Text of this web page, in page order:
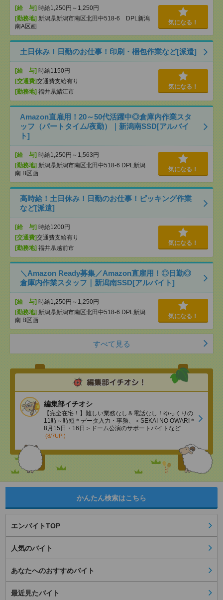
[給 与] 時給1,250円～1,250円
[勤務地] 新潟県新潟市南区北田中518-6 DPL新潟
南A区画
気になる！
土日休み！日勤のお仕事！印刷・梱包作業など[派遣]
[給 与] 時給1150円
[交通費]交通費支給有り
[勤務地] 福井県鯖江市
気になる！
Amazon直雇用！20～50代活躍中◎倉庫内作業スタ
ッフ（パートタイム/夜勤）｜新潟南SSD[アルバイ
ト]
[給 与] 時給1,250円～1,563円
[勤務地] 新潟県新潟市南区北田中518-6 DPL新潟
南 B区画
気になる！
高時給！土日休み！日勤のお仕事！ピッキング作業
など[派遣]
[給 与] 時給1200円
[交通費]交通費支給有り
[勤務地] 福井県越前市
気になる！
＼Amazon Ready募集／Amazon直雇用！◎日勤◎
倉庫内作業スタッフ｜新潟南SSD[アルバイト]
[給 与] 時給1,250円～1,250円
[勤務地] 新潟県新潟市南区北田中518-6 DPL新潟
南 B区画
気になる！
すべて見る
編集部イチオシ
【完全在宅！】難しい業務なし＆電話なし！ゆっくりの
11時～時短＊データ入力・事務、＜SEKAI NO OWARI＊
8月15日・16日＞ドーム公演のサポートバイトなど
(8/7UP!)
かんたん検索はこちら
エンバイトTOP
人気のバイト
あなたへのおすすめバイト
最近見たバイト